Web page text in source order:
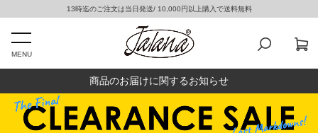
13時迄のご注文は当日発送/ 10,000円以上購入で送料無料
MENU
商品のお届けに関するお知らせ